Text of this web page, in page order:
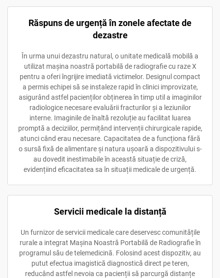
Răspuns de urgență în zonele afectate de
dezastre
În urma unui dezastru natural, o unitate medicală mobilă a
utilizat mașina noastră portabilă de radiografie cu raze X
pentru a oferi îngrijire imediată victimelor. Designul compact
a permis echipei să se instaleze rapid în clinici improvizate,
asigurând astfel pacienților obținerea în timp util a imaginilor
radiologice necesare evaluării fracturilor și a leziunilor
interne. Imaginile de înaltă rezoluție au facilitat luarea
promptă a deciziilor, permițând intervenții chirurgicale rapide,
atunci când erau necesare. Capacitatea de a funcționa fără
o sursă fixă de alimentare și natura ușoară a dispozitivului s-
au dovedit inestimabile în această situație de criză,
evidențiind eficacitatea sa în situații medicale de urgență.
Servicii medicale la distanță
Un furnizor de servicii medicale care deservesc comunitățile
rurale a integrat Mașina Noastră Portabilă de Radiografie în
programul său de telemedicină. Folosind acest dispozitiv, au
putut efectua imagistică diagnostică direct pe teren,
reducând astfel nevoia ca pacienții să parcurgă distanțe